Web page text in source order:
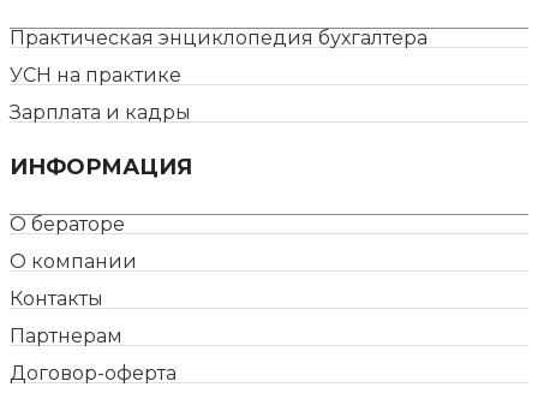
Практическая энциклопедия бухгалтера
УСН на практике
Зарплата и кадры
ИНФОРМАЦИЯ
О бераторе
О компании
Контакты
Партнерам
Договор-оферта